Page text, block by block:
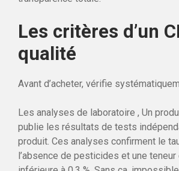
Les critères d’un
qualité
Avant d’acheter, vérifie
Les analyses de laboratoire , Un
publie les résultats de tests
produit. Ces analyses confirment le
l’absence de pesticides et une teneur